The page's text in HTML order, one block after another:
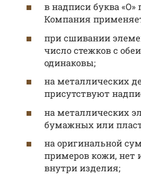
в надписи буква «O»
Компания
при сшивании
число стежков с
одинаковы;
на металлических
присутствуют
на металлических
бумажных или
на оригинальной
примеров кожи,
внутри изделия;